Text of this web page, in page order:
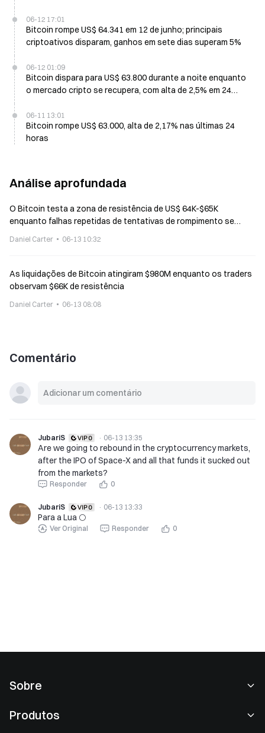
06-12 17:01
Bitcoin rompe US$ 64.341 em 12 de junho; principais
criptoativos disparam, ganhos em sete dias superam 5%
06-12 01:09
Bitcoin dispara para US$ 63.800 durante a noite enquanto
o mercado cripto se recupera, com alta de 2,5% em 24
06-11 13:01
Bitcoin rompe US$ 63.000, alta de 2,17% nas últimas 24
horas
Análise aprofundada
O Bitcoin testa a zona de resistência de US$ 64K-$65K
enquanto falhas repetidas de tentativas de rompimento se
Daniel Carter 06-13 10:32
As liquidações de Bitcoin atingiram $980M enquanto os traders
observam $66K de resistência
Daniel Carter 06-13 08:08
Comentário
JubariS · 06-13 13:35
Are we going to rebound in the cryptocurrency markets,
after the IPO of Space-X and all that funds it sucked out
from the markets?
Responder 0
JubariS · 06-13 13:33
Para a Lua 🌕
Ver Original Responder 0
Sobre
Produtos